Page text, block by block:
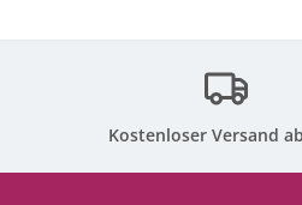
Kostenloser Versand